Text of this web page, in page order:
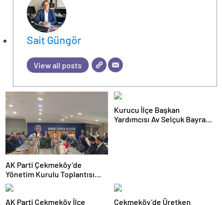
Sait Güngör
View all posts
AK Parti Çekmeköy’de
Yönetim Kurulu Toplantısı
Gerçekleştirildi
Kurucu İlçe Başkan
Yardımcısı Av Selçuk Bayram
AK Parti Çekmeköy İlçe
Çekmeköy’de Üretken